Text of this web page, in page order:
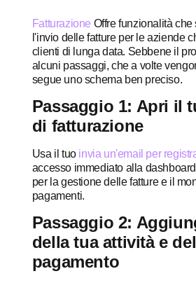
Fatturazione Offre funzionalità
l'invio delle fatture per le aziende
clienti di lunga data. Sebbene il
alcuni passaggi, che a volte
segue uno schema ben preciso.
Passaggio 1: Apri il
di fatturazione
Usa il tuo invia un'email per
accesso immediato alla
per la gestione delle fatture e il
pagamenti.
Passaggio 2:
della tua attività e del
pagamento